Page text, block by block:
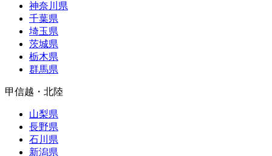
神奈川県
千葉県
埼玉県
茨城県
栃木県
群馬県
甲信越・北陸
山梨県
長野県
石川県
新潟県